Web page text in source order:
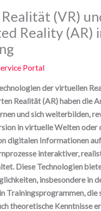
(VR)
Reality (AR)
Portal
der virtuellen
Realität (AR) haben die
und sich weiterbilden,
in virtuelle Welten oder
digitalen Informationen
interaktiver,
Diese Technologien
insbesondere in
Trainingsprogrammen, die
theoretische Kenntnisse